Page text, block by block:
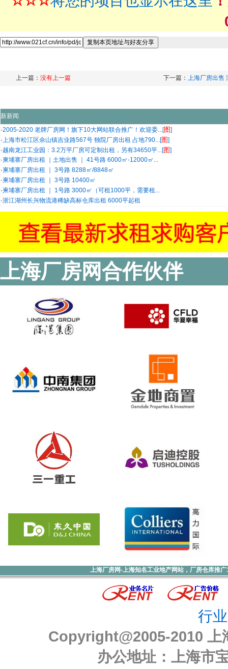
上一篇： 没有上一篇 下一篇： 上海厂房出售
新新闻
·2005-2020 老牌厂房网！旗下10大网站联合推广！欢迎委...[图]
·上海市松江区佘山镇吉业路567号 独院厂房出租 占地790...[图]
·越南龙江工业园：3.2万平厂房可定制出租，另有34650平...[图]
·柬埔寨厂房出租 ｜土地出售 ｜ 41号路 6000㎡-12000㎡...
·柬埔寨厂房出租 ｜ 3号路 8288㎡/8848㎡
·柬埔寨厂房出租 ｜ 3号路 10400㎡
·柬埔寨厂房出租 ｜ 1号路 3000㎡（可租1000平，需要租...
·浙江湖州长兴物流港稀缺高标仓库出租 6000平起租
上海厂房网合作伙伴
上海厂房网-上海知名工业地产网站，厂房仓库推
行
Copyright@2005-2010 上
办公地址：上海市